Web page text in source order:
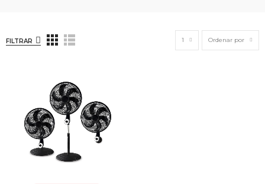
FILTRAR 1 Ordenar por